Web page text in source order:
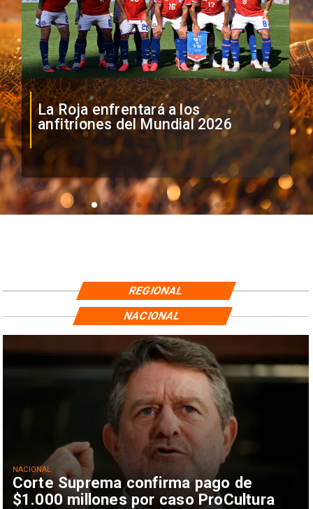
La Roja enfrentará a los
anfitriones del Mundial 2026
REGIONAL
Corte Suprema confirma pago de
$1.000 millones por caso ProCultura
NACIONAL
NACIONAL